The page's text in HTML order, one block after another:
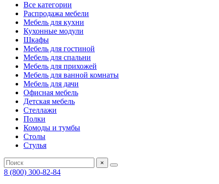
Все категории
Распродажа мебели
Мебель для кухни
Кухонные модули
Шкафы
Мебель для гостиной
Мебель для спальни
Мебель для прихожей
Мебель для ванной комнаты
Мебель для дачи
Офисная мебель
Детская мебель
Стеллажи
Полки
Комоды и тумбы
Столы
Стулья
×
8 (800) 300-82-84